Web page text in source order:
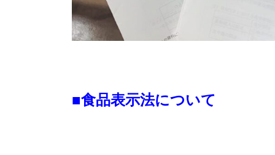
■食品表示法について